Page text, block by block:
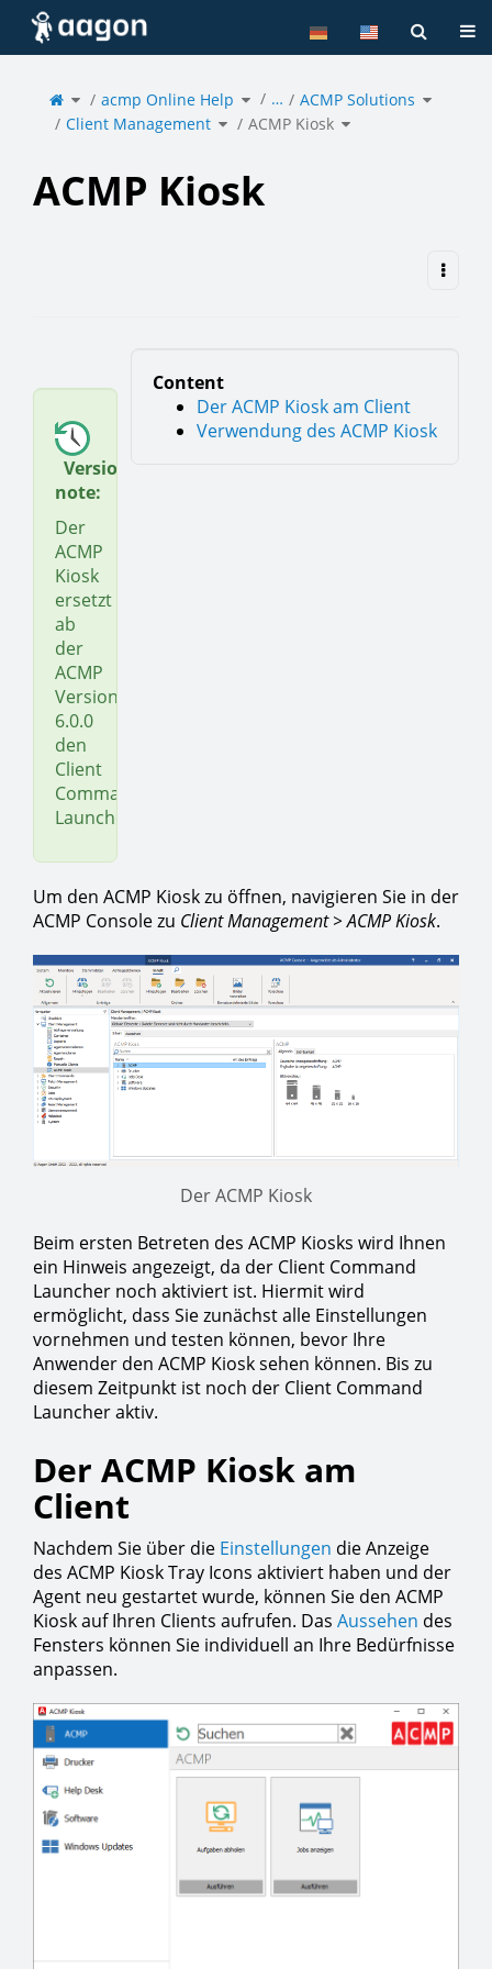
Home
Toggle
the
parent
tree
of
ACMP
Kiosk.
acmp Online Help Toggle
the
hierarchy
tree
under
acmp
Online
Help.
… ACMP Solutions Toggle
the
hierarchy
tree
Client Management Toggle
the
hierarchy
tree
ACMP Kiosk Toggle
the
hierarchy
tree
ACMP Kiosk
Content
Der ACMP Kiosk am Client
Verwendung des ACMP Kiosk
Version
note:
Der
ACMP
Kiosk
ersetzt
ab
der
ACMP
Version
6.0.0
den
Client
Command
Launcher.
Um den ACMP Kiosk zu öffnen, navigieren Sie in der
ACMP Console zu Client Management > ACMP Kiosk.
Der ACMP Kiosk
Beim ersten Betreten des ACMP Kiosks wird Ihnen
ein Hinweis angezeigt, da der Client Command
Launcher noch aktiviert ist. Hiermit wird
ermöglicht, dass Sie zunächst alle Einstellungen
vornehmen und testen können, bevor Ihre
Anwender den ACMP Kiosk sehen können. Bis zu
diesem Zeitpunkt ist noch der Client Command
Launcher aktiv.
Der ACMP Kiosk am
Client
Nachdem Sie über die Einstellungen die Anzeige
des ACMP Kiosk Tray Icons aktiviert haben und der
Agent neu gestartet wurde, können Sie den ACMP
Kiosk auf Ihren Clients aufrufen. Das Aussehen des
Fensters können Sie individuell an Ihre Bedürfnisse
anpassen.